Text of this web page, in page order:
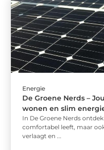
Energie
De Groene Nerds –
wonen en slim
In De Groene Nerds
comfortabel leeft, maar
verlaagt en ...